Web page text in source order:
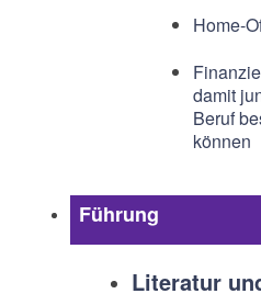
Home-
damit
Beruf
können
Führung
Literatur